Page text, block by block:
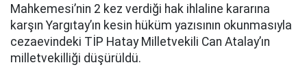
Mahkemesi’nin 2 kez verdiği hak ihlaline kararına
karşın Yargıtay’ın kesin hüküm yazısının okunmasıyla
cezaevindeki TİP Hatay Milletvekili Can Atalay’ın
milletvekilliği düşürüldü.